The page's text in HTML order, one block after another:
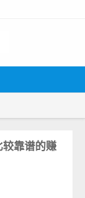
靠谱的赚